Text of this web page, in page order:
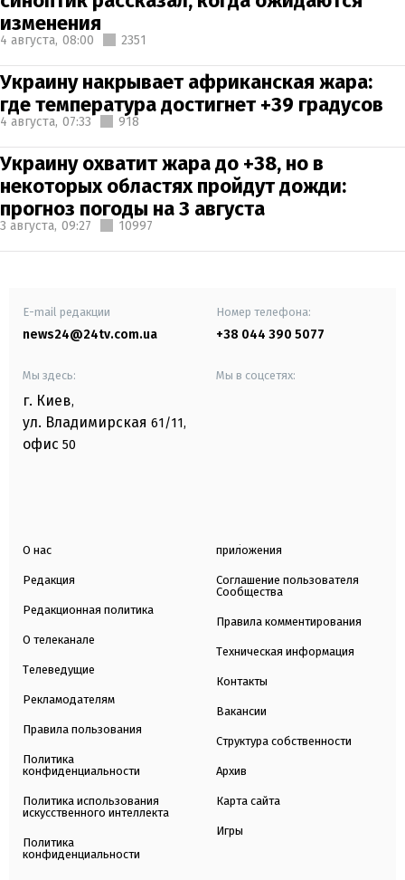
изменения
4 августа, 08:00 2351
Украину накрывает африканская жара:
где температура достигнет +39 градусов
4 августа, 07:33 918
Украину охватит жара до +38, но в
некоторых областях пройдут дожди:
прогноз погоды на 3 августа
3 августа, 09:27 10997
E-mail редакции
news24@24tv.com.ua
Номер телефона:
+38 044 390 5077
Мы здесь:
г. Киев,
ул. Владимирская 61/11,
офис 50
Мы в соцсетях:
О нас
Редакция
Редакционная политика
О телеканале
Телеведущие
Рекламодателям
Правила пользования
Политика
конфиденциальности
Политика использования
искусственного интеллекта
Политика
конфиденциальности
приложения
Соглашение пользователя
Сообщества
Правила комментирования
Техническая информация
Контакты
Вакансии
Структура собственности
Архив
Карта сайта
Игры